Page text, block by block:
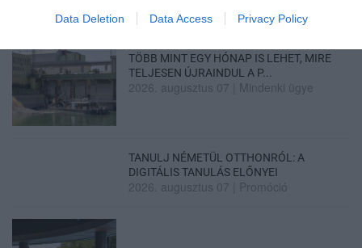
Data Deletion Data Access Privacy Policy
TÖBB MINT EGY HÓNAP IS LEHET, MIRE
TELJESEN ÚJRAINDUL A P...
2026. augusztus 07 Mindenki ügye
TANULJ NÉMETÜL OTTHONRÓL: A
DIGITÁLIS TANULÁS ELŐNYEI
2026. augusztus 07 Promóció